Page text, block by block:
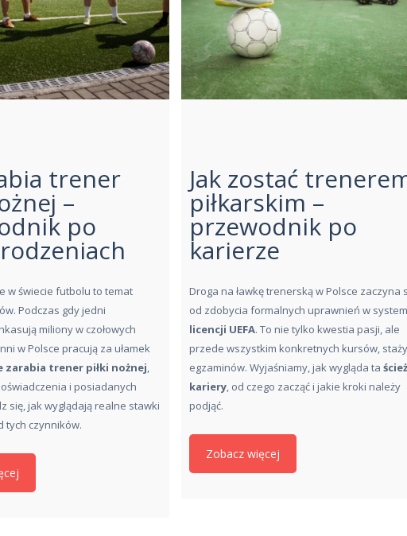
trener
–
po
w świecie futbolu to temat
Podczas gdy jedni
miliony w czołowych
w Polsce pracują za ułamek
zarabia trener piłki nożnej,
i posiadanych
się, jak wyglądają realne stawki
tych czynników.
Jak zostać
piłkarskim –
przewodnik po
karierze
Droga na ławkę trenerską w Polsce zaczyna
od zdobycia formalnych uprawnień w
licencji UEFA. To nie tylko kwestia pasji, ale
przede wszystkim konkretnych kursów,
egzaminów. Wyjaśniamy, jak wygląda ta
kariery, od czego zacząć i jakie kroki należy
podjąć.
Zobacz więcej